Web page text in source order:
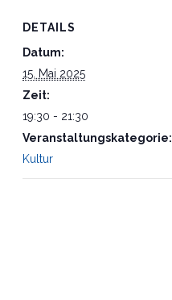
DETAILS
Datum:
15. Mai 2025
Zeit:
19:30 - 21:30
Veranstaltungskategorie:
Kultur